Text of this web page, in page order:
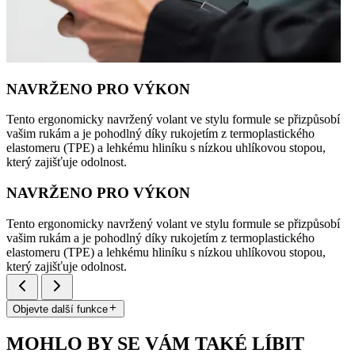
NAVRŽENO PRO VÝKON
Tento ergonomicky navržený volant ve stylu formule se přizpůsobí
vašim rukám a je pohodlný díky rukojetím z termoplastického
elastomeru (TPE) a lehkému hliníku s nízkou uhlíkovou stopou,
který zajišťuje odolnost.
NAVRŽENO PRO VÝKON
Tento ergonomicky navržený volant ve stylu formule se přizpůsobí
vašim rukám a je pohodlný díky rukojetím z termoplastického
elastomeru (TPE) a lehkému hliníku s nízkou uhlíkovou stopou,
který zajišťuje odolnost.
Objevte další funkce
MOHLO BY SE VÁM TAKÉ LÍBIT